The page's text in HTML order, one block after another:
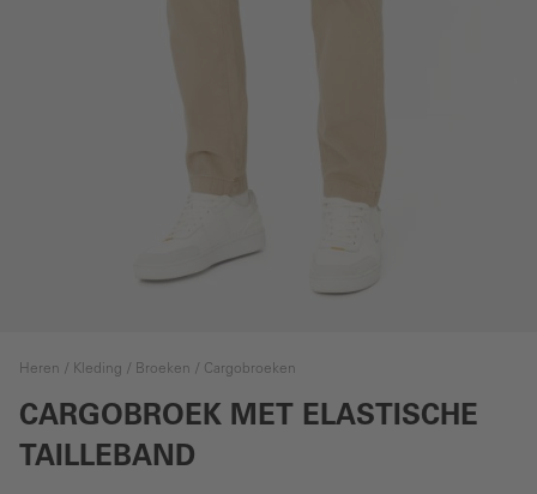
Heren Kleding Broeken Cargobroeken
CARGOBROEK MET ELASTISCHE
TAILLEBAND